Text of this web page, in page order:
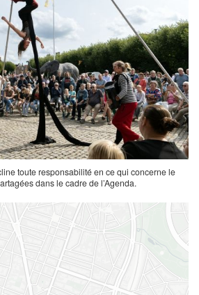
toute responsabilité en ce qui concerne le
dans le cadre de l’Agenda.